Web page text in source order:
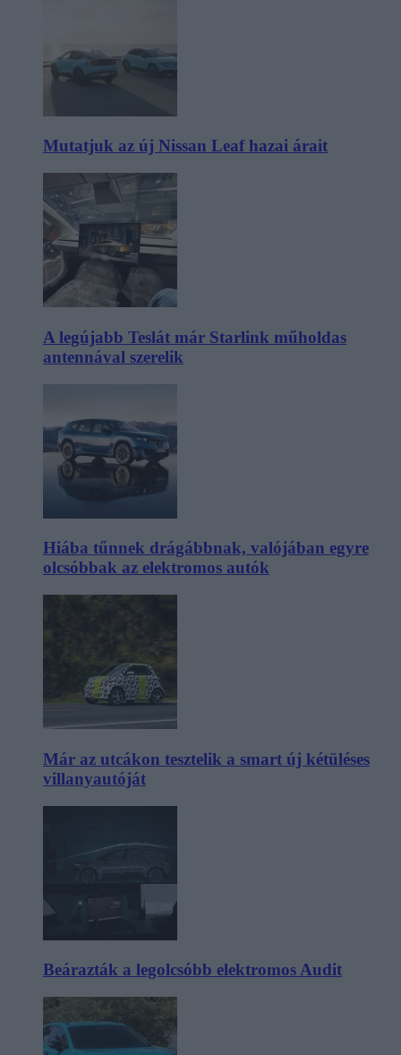
Mutatjuk az új Nissan Leaf hazai árait
A legújabb Teslát már Starlink műholdas
antennával szerelik
Hiába tűnnek drágábbnak, valójában egyre
olcsóbbak az elektromos autók
Már az utcákon tesztelik a smart új kétüléses
villanyautóját
Beárazták a legolcsóbb elektromos Audit